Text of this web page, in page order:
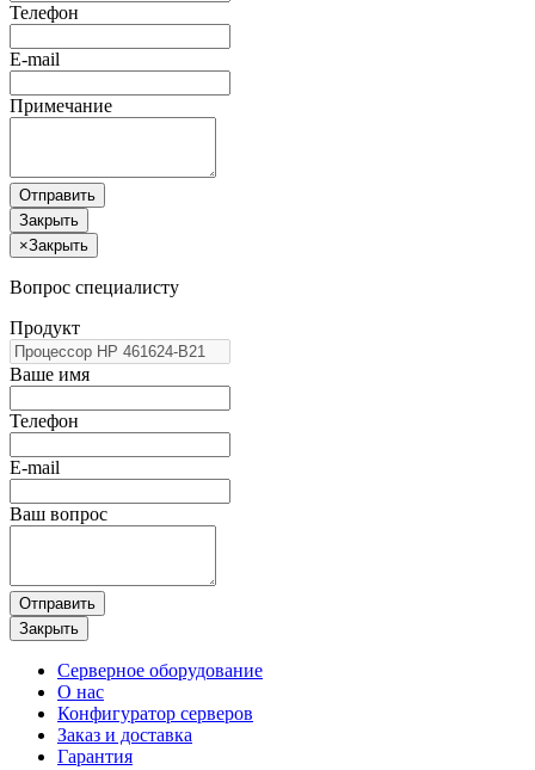
Телефон
E-mail
Примечание
Отправить
Закрыть
×Закрыть
Вопрос специалисту
Продукт
Ваше имя
Телефон
E-mail
Ваш вопрос
Отправить
Закрыть
Серверное оборудование
О нас
Конфигуратор серверов
Заказ и доставка
Гарантия